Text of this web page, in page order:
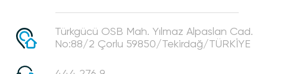
Türkgücü OSB Mah. Yılmaz Alpaslan Cad.
No:88/2 Çorlu 59850/Tekirdağ/TÜRKİYE